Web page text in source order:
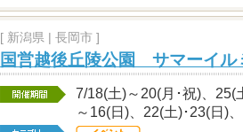
[ 新潟県 | 長岡市 ]
国営越後丘陵公園 サマーイル
7/18(土)～20(月･祝)、25(
～16(日)、22(土)･23(日)